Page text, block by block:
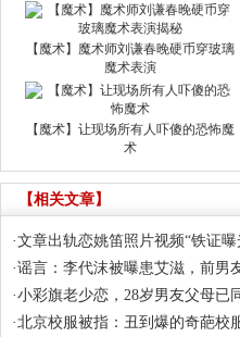
【魔术】魔术师刘谦春晚硬币穿玻璃
魔术表演
【魔术】让现场所有人吓傻的恐怖魔
术
【相关文章】
·文章出轨恋姚笛照片视频“铁证曝
·谣言：李代沫被曝患艾滋，前男
·小彩旗老少恋，28岁男友父母已
·北京校服被指：丑到爆的奇葩校